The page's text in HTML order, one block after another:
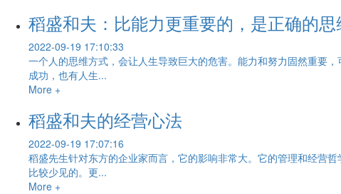
稻盛和夫：比能力更重要的，是正确的思
2022-09-19 17:10:33
一个人的思维方式，会让人生导致巨大的危害。能力和努力固然重要
成功，也有人生...
More +
稻盛和夫的经营心法
2022-09-19 17:07:16
稻盛先生针对东方的企业家而言，它的影响非常大。它的管理和经营
比较少见的。更...
More +